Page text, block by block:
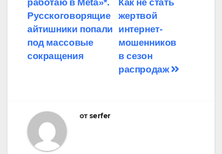
по
записям
Как не стать
жертвой
интернет-
мошенников
в сезон
распродаж
работаю в Meta»*.
Русскоговорящие
айтишники попали
под массовые
сокращения
от serfer